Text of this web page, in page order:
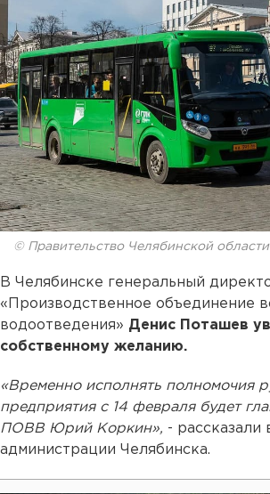
© Правительство Челябинской области
В Челябинске генеральный
«Производственное объединение
водоотведения» Денис Поташев
собственному желанию.
«Временно исполнять полномочия
предприятия с 14 февраля будет
ПОВВ Юрий Коркин», - рассказали
администрации Челябинска.